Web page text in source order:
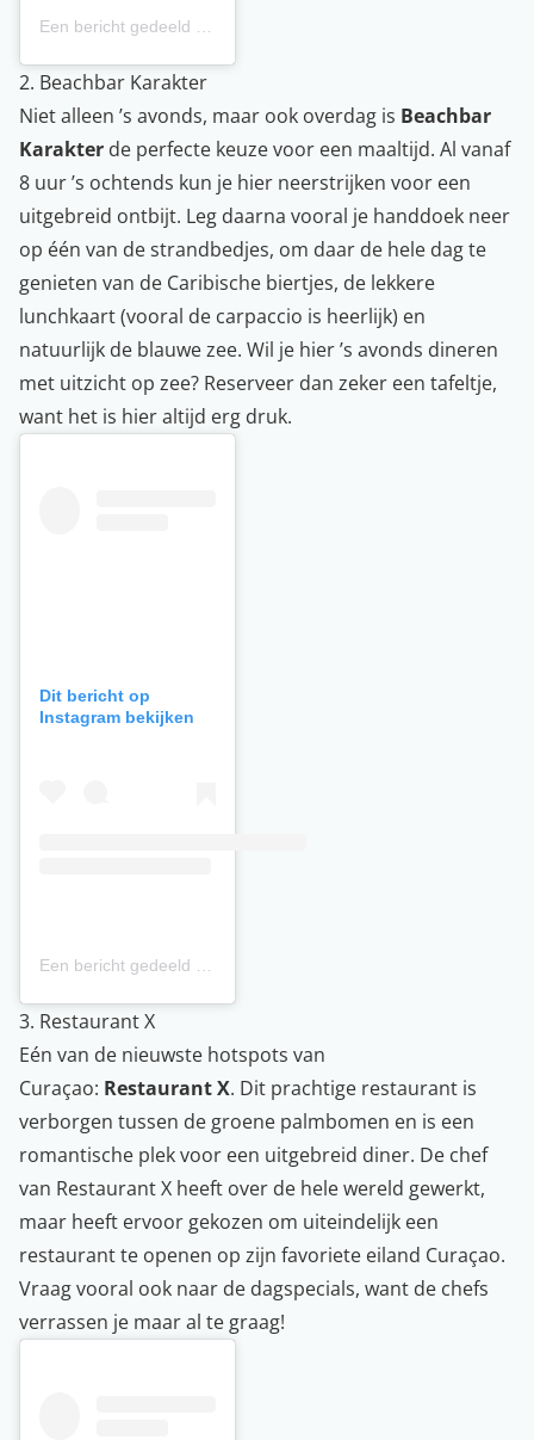
2. Beachbar Karakter
Niet alleen ’s avonds, maar ook overdag is Beachbar
Karakter de perfecte keuze voor een maaltijd. Al vanaf
8 uur ’s ochtends kun je hier neerstrijken voor een
uitgebreid ontbijt. Leg daarna vooral je handdoek neer
op één van de strandbedjes, om daar de hele dag te
genieten van de Caribische biertjes, de lekkere
lunchkaart (vooral de carpaccio is heerlijk) en
natuurlijk de blauwe zee. Wil je hier ’s avonds dineren
met uitzicht op zee? Reserveer dan zeker een tafeltje,
want het is hier altijd erg druk.
Dit bericht op
Instagram bekijken
3. Restaurant X
Eén van de nieuwste hotspots van
Curaçao: Restaurant X. Dit prachtige restaurant is
verborgen tussen de groene palmbomen en is een
romantische plek voor een uitgebreid diner. De chef
van Restaurant X heeft over de hele wereld gewerkt,
maar heeft ervoor gekozen om uiteindelijk een
restaurant te openen op zijn favoriete eiland Curaçao.
Vraag vooral ook naar de dagspecials, want de chefs
verrassen je maar al te graag!